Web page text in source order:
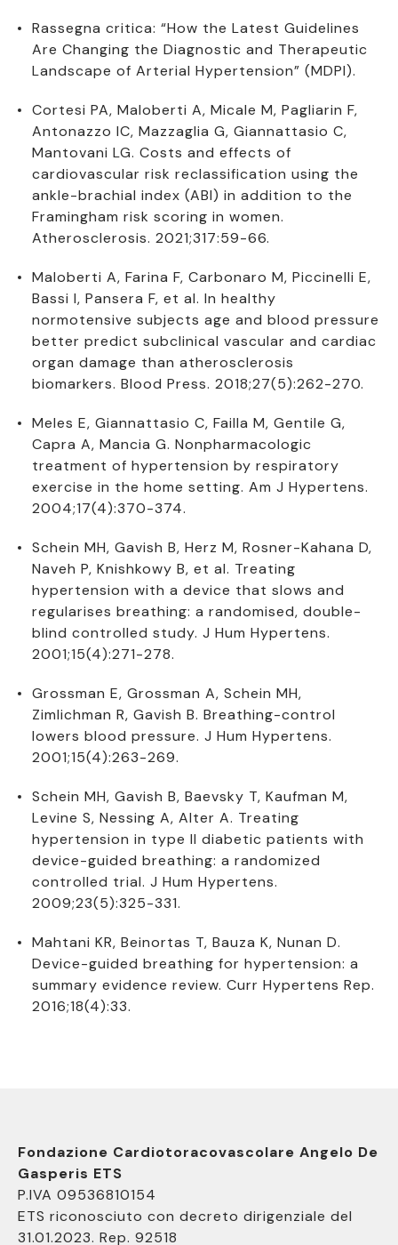
Rassegna critica: “How the Latest Guidelines
Are Changing the Diagnostic and Therapeutic
Landscape of Arterial Hypertension” (MDPI).
Cortesi PA, Maloberti A, Micale M, Pagliarin F,
Antonazzo IC, Mazzaglia G, Giannattasio C,
Mantovani LG. Costs and effects of
cardiovascular risk reclassification using the
ankle-brachial index (ABI) in addition to the
Framingham risk scoring in women.
Atherosclerosis. 2021;317:59-66.
Maloberti A, Farina F, Carbonaro M, Piccinelli E,
Bassi I, Pansera F, et al. In healthy
normotensive subjects age and blood pressure
better predict subclinical vascular and cardiac
organ damage than atherosclerosis
biomarkers. Blood Press. 2018;27(5):262-270.
Meles E, Giannattasio C, Failla M, Gentile G,
Capra A, Mancia G. Nonpharmacologic
treatment of hypertension by respiratory
exercise in the home setting. Am J Hypertens.
2004;17(4):370-374.
Schein MH, Gavish B, Herz M, Rosner-Kahana D,
Naveh P, Knishkowy B, et al. Treating
hypertension with a device that slows and
regularises breathing: a randomised, double-
blind controlled study. J Hum Hypertens.
2001;15(4):271-278.
Grossman E, Grossman A, Schein MH,
Zimlichman R, Gavish B. Breathing-control
lowers blood pressure. J Hum Hypertens.
2001;15(4):263-269.
Schein MH, Gavish B, Baevsky T, Kaufman M,
Levine S, Nessing A, Alter A. Treating
hypertension in type II diabetic patients with
device-guided breathing: a randomized
controlled trial. J Hum Hypertens.
2009;23(5):325-331.
Mahtani KR, Beinortas T, Bauza K, Nunan D.
Device-guided breathing for hypertension: a
summary evidence review. Curr Hypertens Rep.
2016;18(4):33.
Fondazione Cardiotoracovascolare Angelo De
Gasperis ETS
P.IVA 09536810154
ETS riconosciuto con decreto dirigenziale del
31.01.2023. Rep. 92518